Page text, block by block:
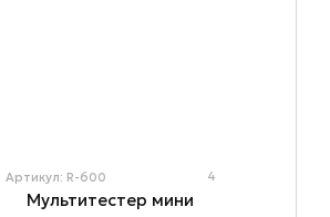
Артикул: R-600 4
Мультитестер мини